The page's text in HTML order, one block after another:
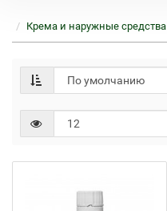
Крема и наружные средства